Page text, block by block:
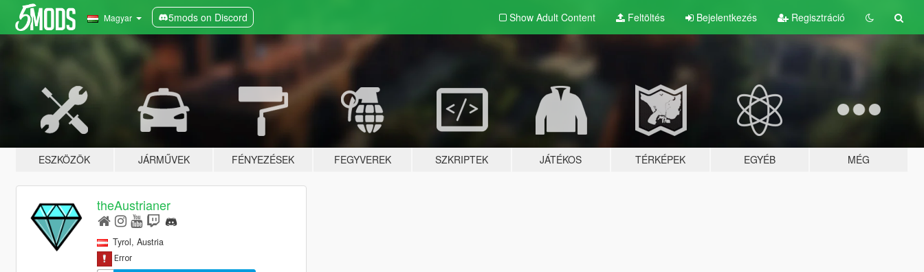
Magyar 5mods on Discord Show Adult Content Feltöltés Bejelentkezés Regisztráció
ESZKÖZÖK JÁRMŰVEK FÉNYEZÉSEK FEGYVEREK SZKRIPTEK JÁTÉKOS TÉRKÉPEK EGYÉB MÉG
theAustrianer
Tyrol, Austria